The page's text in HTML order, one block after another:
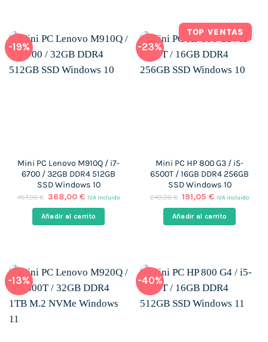
-19%
Mini PC Lenovo M910Q / i7-
6700 / 32GB DDR4 512GB
SSD Windows 10
457,00€ El
original
era:
368,00€El
actual
es:
IVA incluido
Añadir al carrito
-23%
TOP VENTAS
Mini PC HP 800 G3 / i5-
6500T / 16GB DDR4 256GB
SSD Windows 10
249,00€ El
original
era:
191,05€El
actual
es:
IVA incluido
Añadir al carrito
-13% -40%